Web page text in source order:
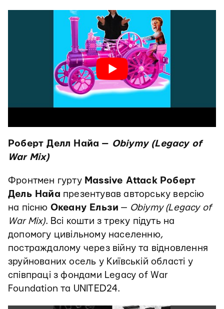
Роберт Делл Найа — Obiymy (Legacy of
War Mix)
Фронтмен гурту Massive Attack Роберт
Дель Найа презентував авторську версію
на пісню Океану Ельзи — Obiymy (Legacy of
War Mix). Всі кошти з треку підуть на
допомогу цивільному населенню,
постраждалому через війну та відновлення
зруйнованих осель у Київській області у
співпраці з фондами Legacy of War
Foundation та UNITED24.